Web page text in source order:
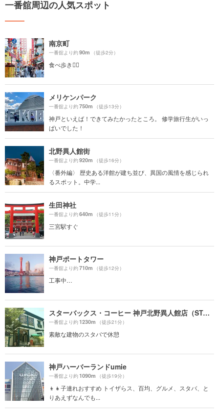
一番舘周辺の人気スポット
南京町
一番舘より約90m （徒歩2分）
食べ歩き🚶‍♀️
メリケンパーク
一番舘より約750m （徒歩13分）
神戸といえば！できてみたかったところ。 修学旅行生がいっ
ぱいでした！
北野異人館街
一番舘より約920m （徒歩16分）
〈番外編〉 歴史ある洋館が建ち並び、異国の風情を感じられ
るスポット。中学...
生田神社
一番舘より約640m （徒歩11分）
三宮駅すぐ
神戸ポートタワー
一番舘より約710m （徒歩12分）
工事中…
スターバックス・コーヒー 神戸北野異人館店（STARBUCKS COFFEE）
一番舘より約1230m （徒歩21分）
素敵な建物のスタバで休憩
神戸ハーバーランドumie
一番舘より約1090m （徒歩19分）
👦👧子連れおすすめ トイザらス、百均、グルメ、スタバ、と
りあえずなんでも...